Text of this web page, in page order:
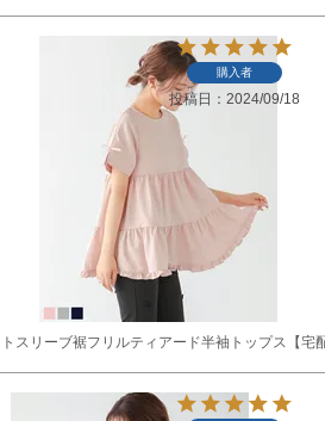
スリーブ裾フリルティアード半袖トップス【宅
購入者
投稿日 2024/09/18